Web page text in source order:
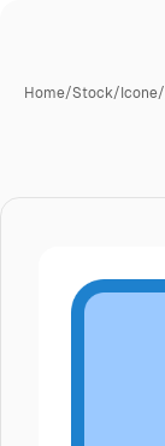
Home/Stock/Icone/